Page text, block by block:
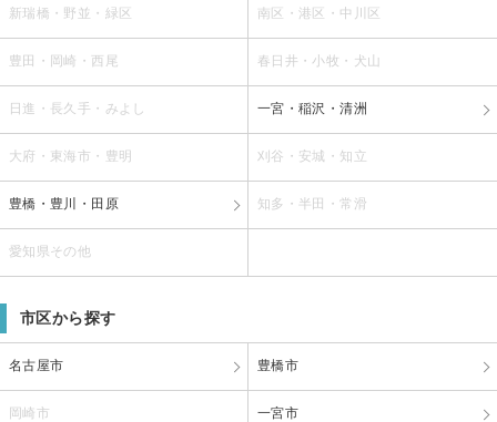
新瑞橋・野並・緑区 南区・港区・中川区
豊田・岡崎・西尾 春日井・小牧・犬山
日進・長久手・みよし 一宮・稲沢・清洲
大府・東海市・豊明 刈谷・安城・知立
豊橋・豊川・田原 知多・半田・常滑
愛知県その他
市区から探す
名古屋市 豊橋市
岡崎市 一宮市